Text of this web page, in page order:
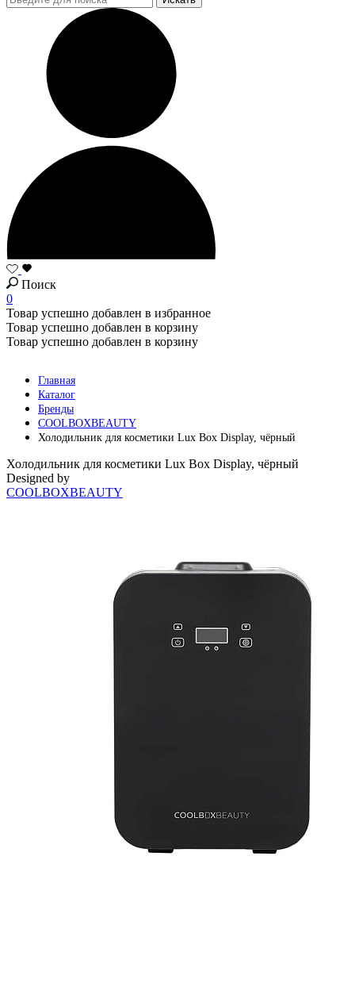
Поиск
0
Товар успешно добавлен в избранное
Товар успешно добавлен в корзину
Товар успешно добавлен в корзину
Главная
Каталог
Бренды
COOLBOXBEAUTY
Холодильник для косметики Lux Box Display, чёрный
Холодильник для косметики Lux Box Display, чёрный
Designed by
COOLBOXBEAUTY